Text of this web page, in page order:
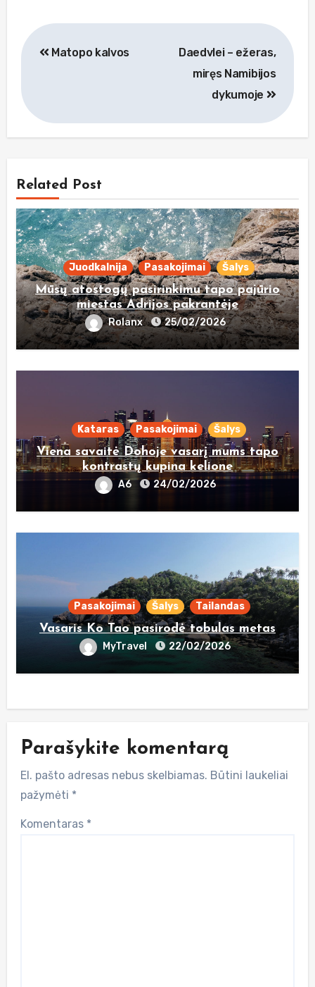
Navigacija
įrašų
Matopo kalvos
Daedvlei – ežeras,
miręs Namibijos
dykumoje
Related Post
Juodkalnija Pasakojimai Šalys
Mūsų atostogų pasirinkimu tapo pajūrio
miestas Adrijos pakrantėje
Rolanx 25/02/2026
Kataras Pasakojimai Šalys
Viena savaitė Dohoje vasarį mums tapo
kontrastų kupina kelione
A6 24/02/2026
Pasakojimai Šalys Tailandas
Vasaris Ko Tao pasirodė tobulas metas
MyTravel 22/02/2026
Parašykite komentarą
El. pašto adresas nebus skelbiamas. Būtini laukeliai
pažymėti *
Komentaras *